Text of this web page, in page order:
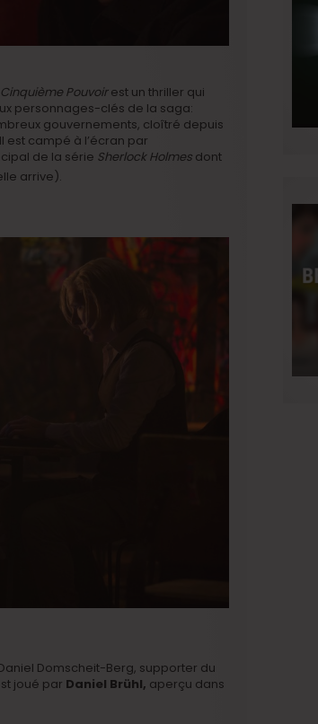
Pouvoirest un thriller qui
personnages-clés de la saga:
gouvernements, cloîtré depuis
est campé à l’écran par
de la série Sherlock Holmes dont
arrive).
Domscheit-Berg, supporter du
joué par Daniel Brühl, aperçu dans